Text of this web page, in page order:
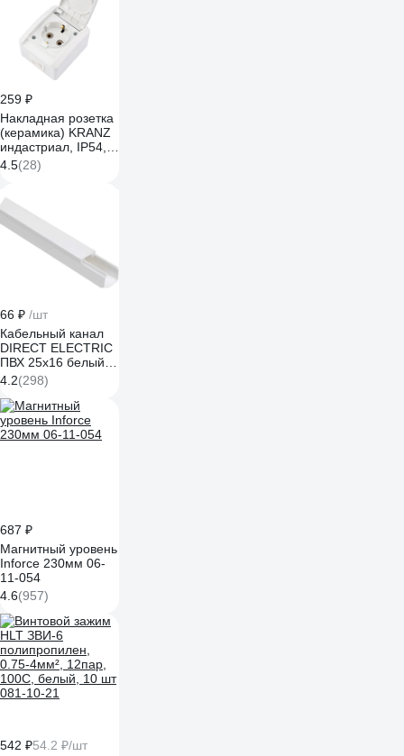
259 ₽
Накладная розетка
(керамика) KRANZ
индастриал, IP54, с
заземлением, о/у,
белая KR-78-0814
4.5(28)
66 ₽ /шт
Кабельный канал
DIRECT ELECTRIC
ПВХ 25x16 белый
DE19722026
4.2(298)
687 ₽
Магнитный уровень
Inforce 230мм 06-
11-054
4.6(957)
542 ₽54.2 ₽/шт